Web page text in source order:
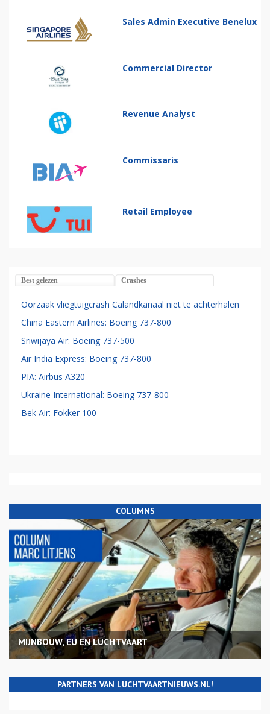
Sales Admin Executive Benelux
Commercial Director
Revenue Analyst
Commissaris
Retail Employee
Best gelezen Crashes
Oorzaak vliegtuigcrash Calandkanaal niet te achterhalen
China Eastern Airlines: Boeing 737-800
Sriwijaya Air: Boeing 737-500
Air India Express: Boeing 737-800
PIA: Airbus A320
Ukraine International: Boeing 737-800
Bek Air: Fokker 100
COLUMNS
MIJNBOUW, EU EN LUCHTVAART
PARTNERS VAN LUCHTVAARTNIEUWS.NL!